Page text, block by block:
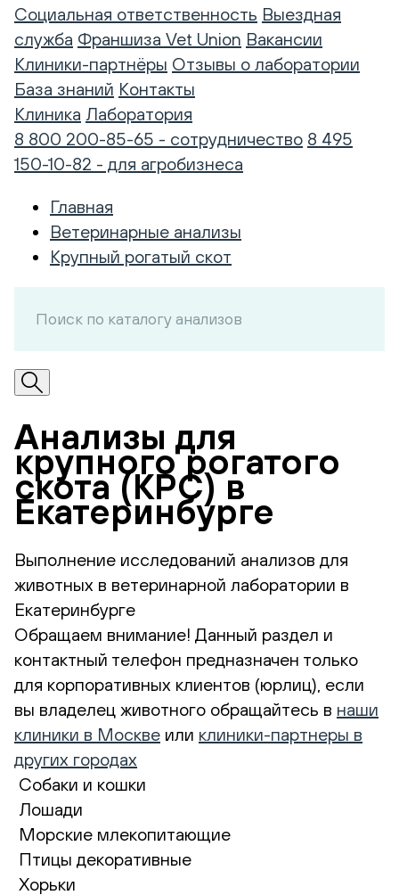
Социальная ответственность Выездная
служба Франшиза Vet Union Вакансии
Клиники-партнёры Отзывы о лаборатории
База знаний Контакты
Клиника Лаборатория
8 800 200-85-65 - сотрудничество 8 495
150-10-82 - для агробизнеса
Главная
Ветеринарные анализы
Крупный рогатый скот
Анализы для
крупного рогатого
скота (КРС) в
Екатеринбурге
Выполнение исследований анализов для
животных в ветеринарной лаборатории в
Екатеринбурге
Обращаем внимание! Данный раздел и
контактный телефон предназначен только
для корпоративных клиентов (юрлиц), если
вы владелец животного обращайтесь в наши
клиники в Москве или клиники-партнеры в
других городах
Собаки и кошки
Лошади
Морские млекопитающие
Птицы декоративные
Хорьки